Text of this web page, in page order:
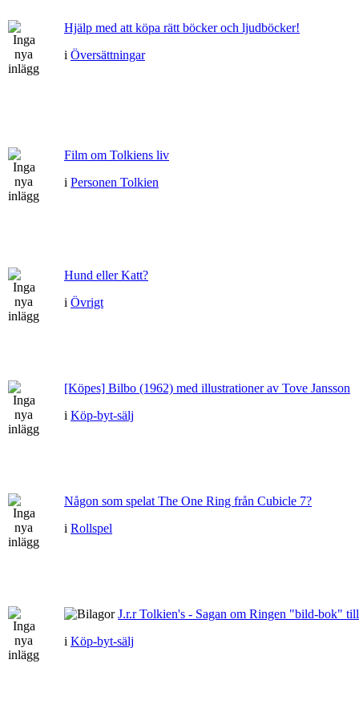
Hjälp med att köpa rätt böcker och ljudböcker!
i Översättningar
Film om Tolkiens liv
i Personen Tolkien
Hund eller Katt?
i Övrigt
[Köpes] Bilbo (1962) med illustrationer av Tove Jansson
i Köp-byt-sälj
Någon som spelat The One Ring från Cubicle 7?
i Rollspel
J.r.r Tolkien's - Sagan om Ringen "bild-bok"
i Köp-byt-sälj